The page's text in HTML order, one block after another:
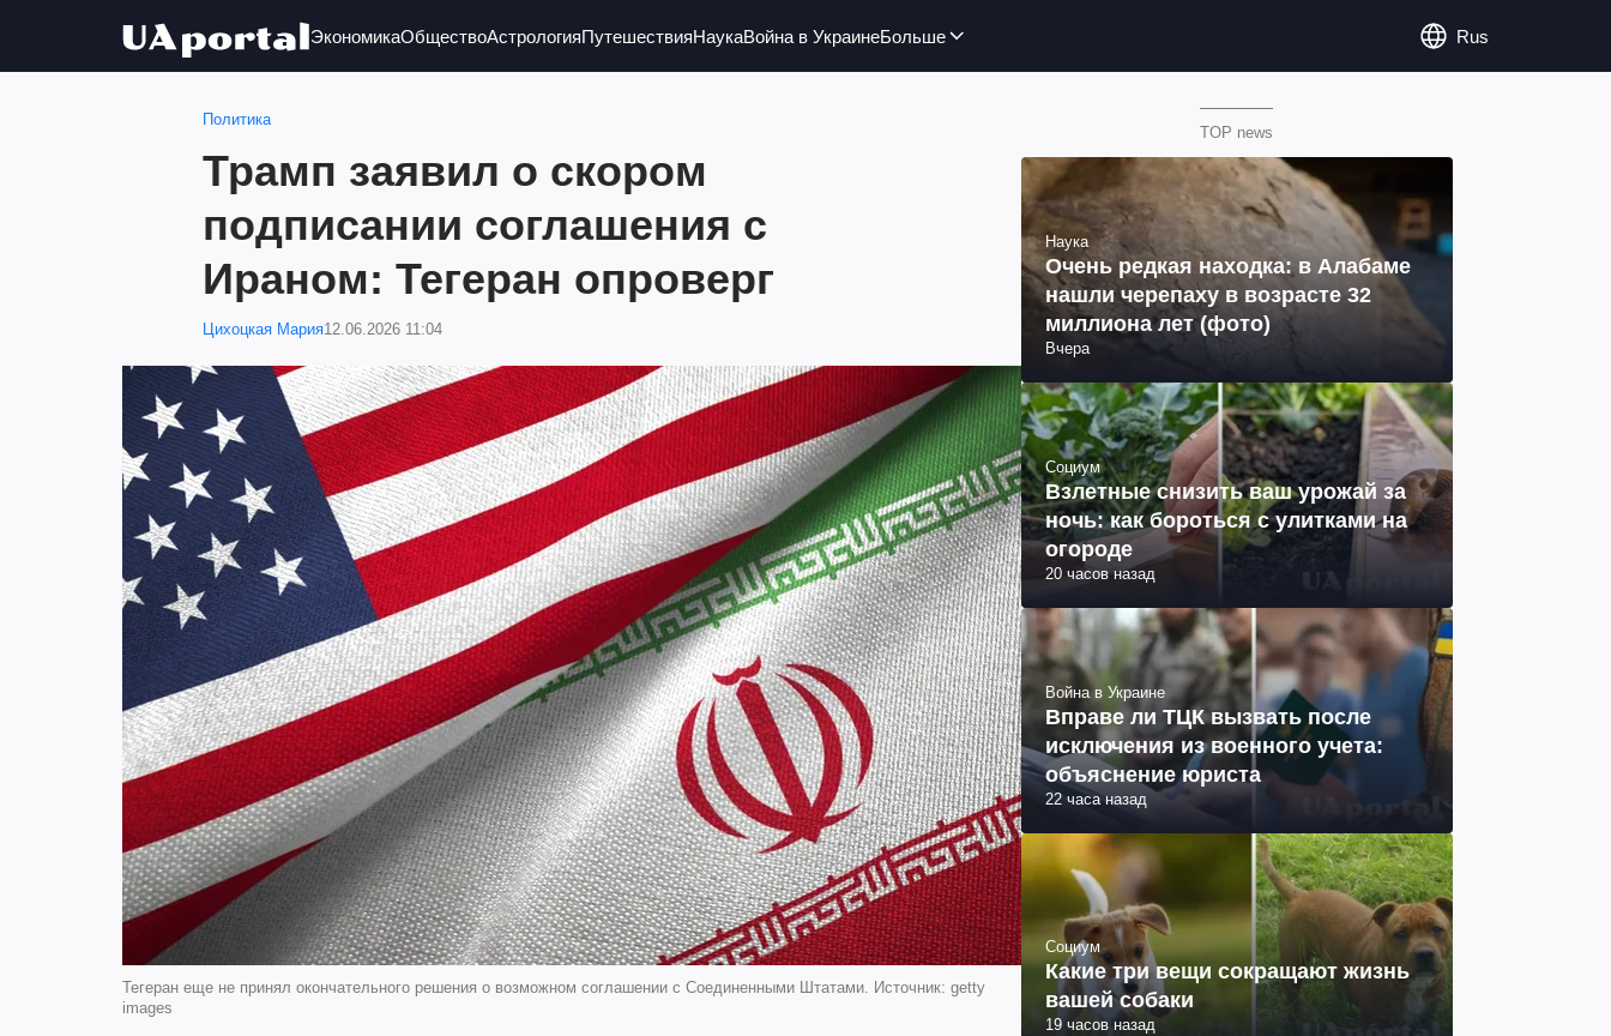
ЭкономикаОбществоАстрологияПутешествияНаукаВойна в УкраинеБольше Rus
Политика
Трамп заявил о скором
подписании соглашения с
Ираном: Тегеран опроверг
Цихоцкая Мария12.06.2026 11:04
Тегеран еще не принял окончательного решения о возможном соглашении с Соединенными Штатами. Источник: getty
images
TOP news
Наука
Очень редкая находка: в Алабаме
нашли черепаху в возрасте 32
миллиона лет (фото)
Вчера
Социум
Взлетные снизить ваш урожай за
ночь: как бороться с улитками на
огороде
20 часов назад
Война в Украине
Вправе ли ТЦК вызвать после
исключения из военного учета:
объяснение юриста
22 часа назад
Социум
Какие три вещи сокращают жизнь
вашей собаки
19 часов назад